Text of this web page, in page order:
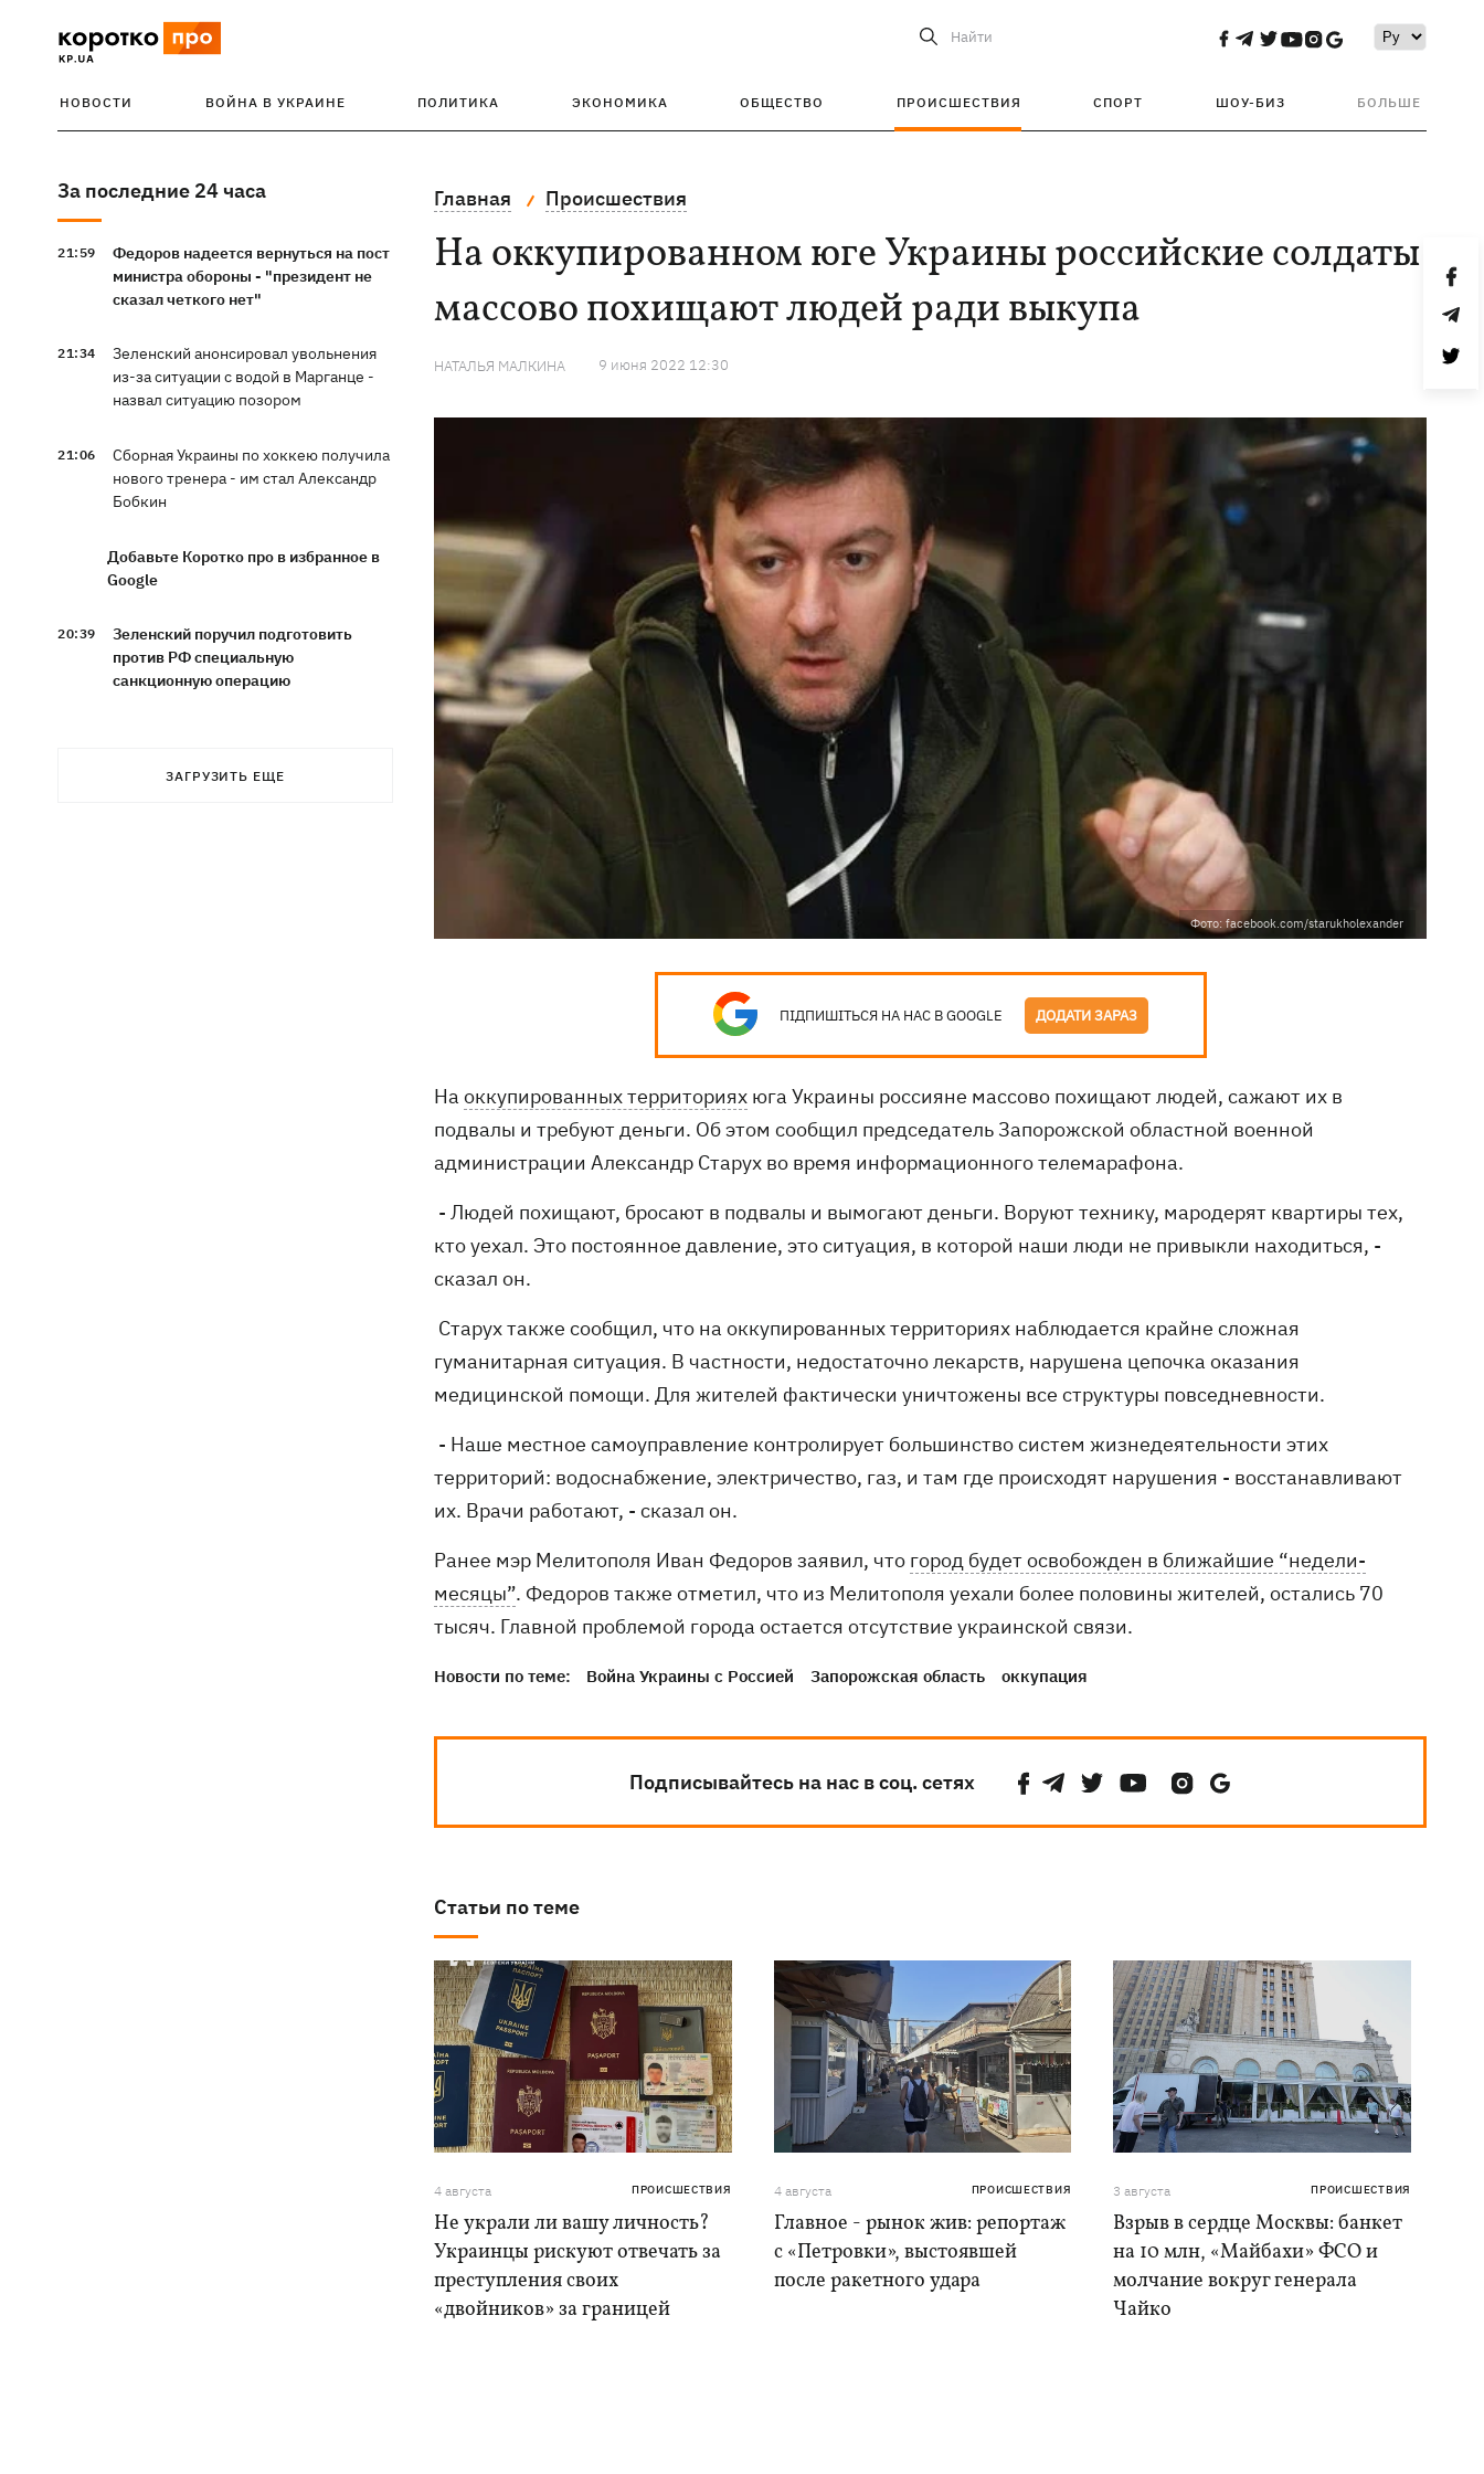
Найти
НОВОСТИ ВОЙНА В УКРАИНЕ ПОЛИТИКА ЭКОНОМИКА ОБЩЕСТВО ПРОИСШЕСТВИЯ СПОРТ ШОУ-БИЗ БОЛЬШЕ
За последние 24 часа
21:59
Федоров надеется вернуться на пост
министра обороны - "президент не
сказал четкого нет"
21:34
Зеленский анонсировал увольнения
из-за ситуации с водой в Марганце -
назвал ситуацию позором
21:06
Сборная Украины по хоккею получила
нового тренера - им стал Александр
Бобкин
Добавьте Коротко про в избранное в
Google
20:39
Зеленский поручил подготовить
против РФ специальную
санкционную операцию
ЗАГРУЗИТЬ ЕЩЕ
Главная Происшествия
На оккупированном юге Украины российские солдаты
массово похищают людей ради выкупа
НАТАЛЬЯ МАЛКИНА 9 июня 2022 12:30
Фото: facebook.com/starukholexander
ПІДПИШІТЬСЯ НА НАС В GOOGLE ДОДАТИ ЗАРАЗ
На оккупированных территориях юга Украины россияне массово похищают людей, сажают их в
подвалы и требуют деньги. Об этом сообщил председатель Запорожской областной военной
администрации Александр Старух во время информационного телемарафона.
- Людей похищают, бросают в подвалы и вымогают деньги. Воруют технику, мародерят квартиры тех,
кто уехал. Это постоянное давление, это ситуация, в которой наши люди не привыкли находиться, -
сказал он.
Старух также сообщил, что на оккупированных территориях наблюдается крайне сложная
гуманитарная ситуация. В частности, недостаточно лекарств, нарушена цепочка оказания
медицинской помощи. Для жителей фактически уничтожены все структуры повседневности.
- Наше местное самоуправление контролирует большинство систем жизнедеятельности этих
территорий: водоснабжение, электричество, газ, и там где происходят нарушения - восстанавливают
их. Врачи работают, - сказал он.
Ранее мэр Мелитополя Иван Федоров заявил, что город будет освобожден в ближайшие “недели-
месяцы”. Федоров также отметил, что из Мелитополя уехали более половины жителей, остались 70
тысяч. Главной проблемой города остается отсутствие украинской связи.
Новости по теме: Война Украины с Россией Запорожская область оккупация
Подписывайтесь на нас в соц. сетях
Статьи по теме
4 августа ПРОИСШЕСТВИЯ
Не украли ли вашу личность?
Украинцы рискуют отвечать за
преступления своих
«двойников» за границей
4 августа ПРОИСШЕСТВИЯ
Главное - рынок жив: репортаж
с «Петровки», выстоявшей
после ракетного удара
3 августа ПРОИСШЕСТВИЯ
Взрыв в сердце Москвы: банкет
на 10 млн, «Майбахи» ФСО и
молчание вокруг генерала
Чайко